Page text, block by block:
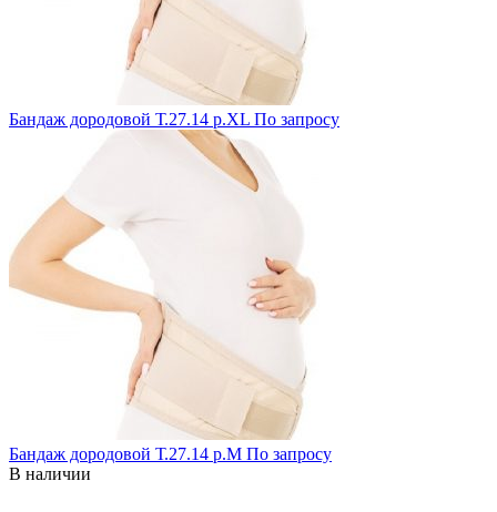
Бандаж дородовой Т.27.14 р.XL По запросу
Бандаж дородовой Т.27.14 р.М По запросу
В наличии